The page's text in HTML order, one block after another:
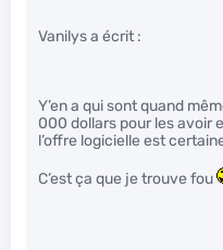
Vanilys a écrit :
Y’en a qui sont quand
000 dollars pour les avoir
l’offre logicielle est
C’est ça que je trouve fou